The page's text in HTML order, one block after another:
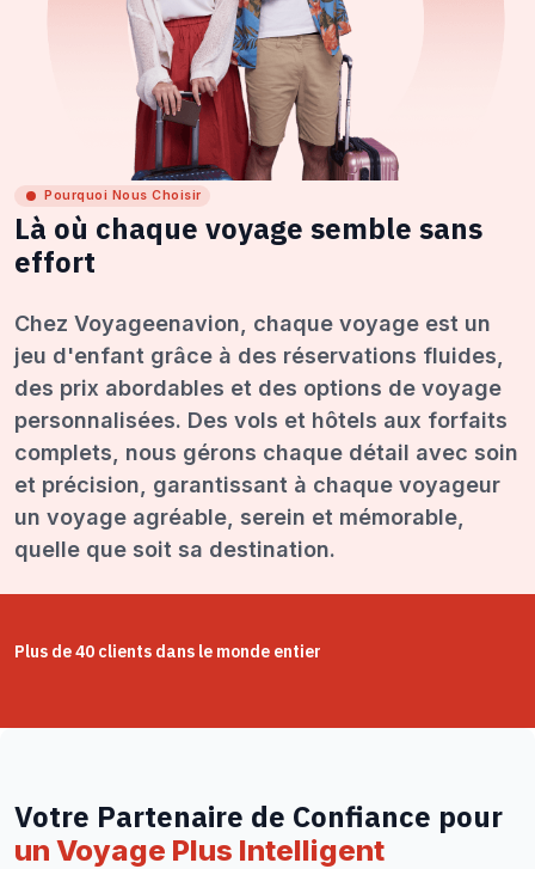
Pourquoi Nous Choisir
Là où chaque voyage semble sans
effort
Chez Voyageenavion, chaque voyage est un
jeu d'enfant grâce à des réservations fluides,
des prix abordables et des options de voyage
personnalisées. Des vols et hôtels aux forfaits
complets, nous gérons chaque détail avec soin
et précision, garantissant à chaque voyageur
un voyage agréable, serein et mémorable,
quelle que soit sa destination.
Plus de 40 clients dans le monde entier
Votre Partenaire de Confiance pour
un Voyage Plus Intelligent